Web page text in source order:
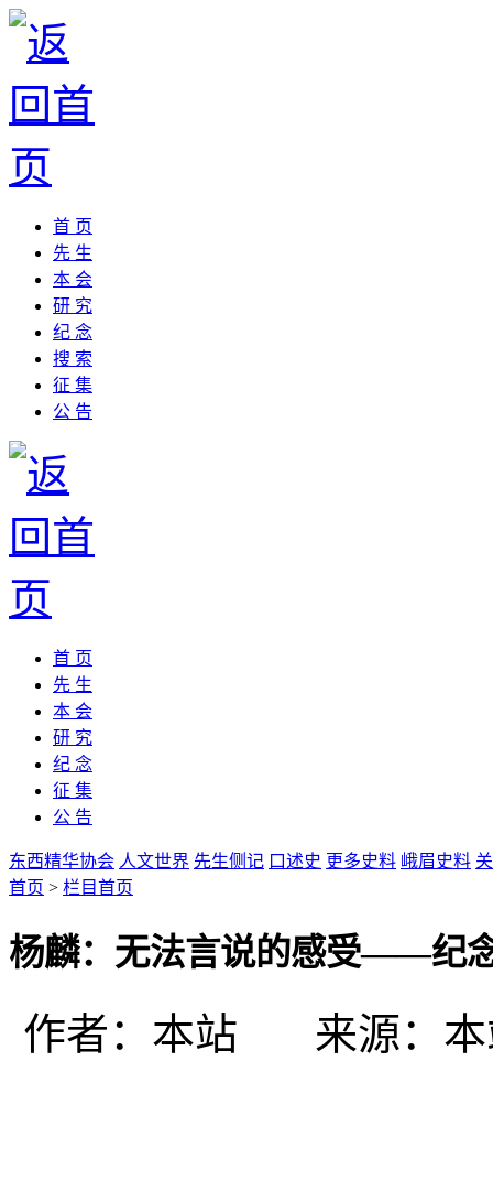
首 页
先 生
本 会
研 究
纪 念
搜 索
征 集
公 告
首 页
先 生
本 会
研 究
纪 念
征 集
公 告
东西精华协会 人文世界 先生侧记 口述史 更多史料 峨眉史料
首页 > 栏目首页
杨麟：无法言说的感受——纪
作者： 本站 来源：